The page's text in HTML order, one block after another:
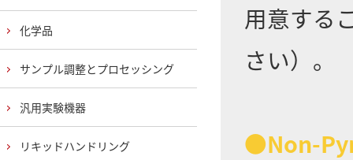
用意する
さい）。
●Non-
化学品
サンプル調整とプロセッシング
汎用実験機器
リキッドハンドリング